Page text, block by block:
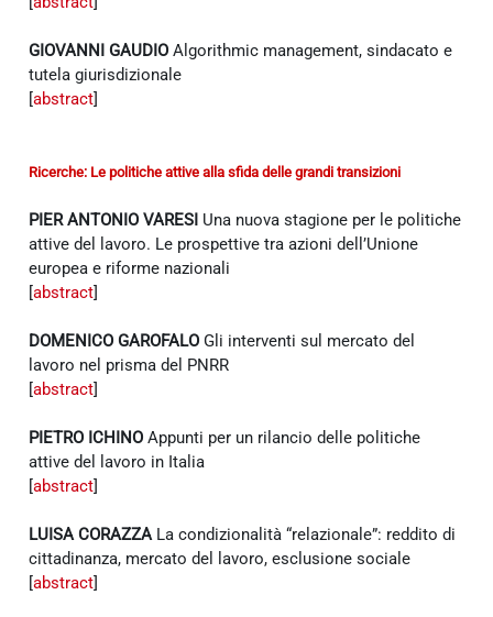
GIOVANNI GAUDIO Algorithmic management, sindacato e
tutela giurisdizionale
[abstract]
Ricerche: Le politiche attive alla sfida delle grandi transizioni
PIER ANTONIO VARESI Una nuova stagione per le politiche
attive del lavoro. Le prospettive tra azioni dell’Unione
europea e riforme nazionali
[abstract]
DOMENICO GAROFALO Gli interventi sul mercato del
lavoro nel prisma del PNRR
[abstract]
PIETRO ICHINO Appunti per un rilancio delle politiche
attive del lavoro in Italia
[abstract]
LUISA CORAZZALa condizionalità “relazionale”: reddito di
cittadinanza, mercato del lavoro, esclusione sociale
[abstract]